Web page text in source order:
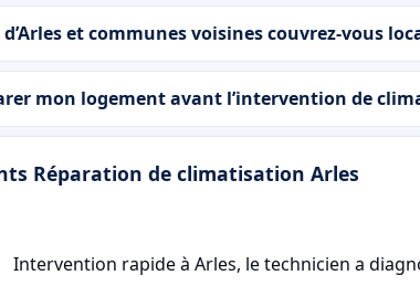
et communes voisines couvrez-vous
mon logement avant l’intervention de
Réparation de climatisation Arles
Intervention rapide à Arles, le technicien a